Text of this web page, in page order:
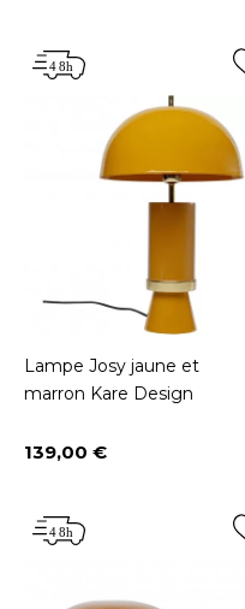
Lampe Josy jaune et
marron Kare Design
Prix
139,00 €